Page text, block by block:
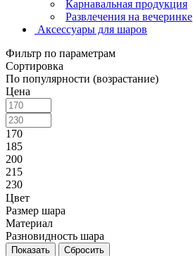
Карнавальная продукция
Развлечения на вечеринке
Аксессуары для шаров
Фильтр по параметрам
Сортировка
По популярности (возрастание)
Цена
170
185
200
215
230
Цвет
Размер шара
Материал
Разновидность шара
Сбросить